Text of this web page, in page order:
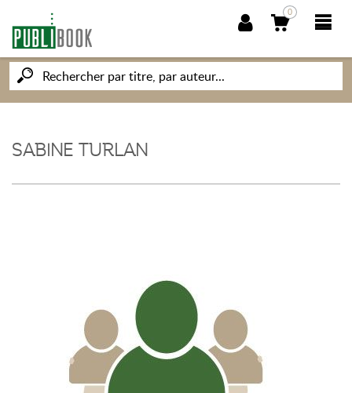
0
NOUVEAUTÉS
PUBLIBOOK
SOCIÉTÉ DES ÉCRIVAINS
SABINE TURLAN